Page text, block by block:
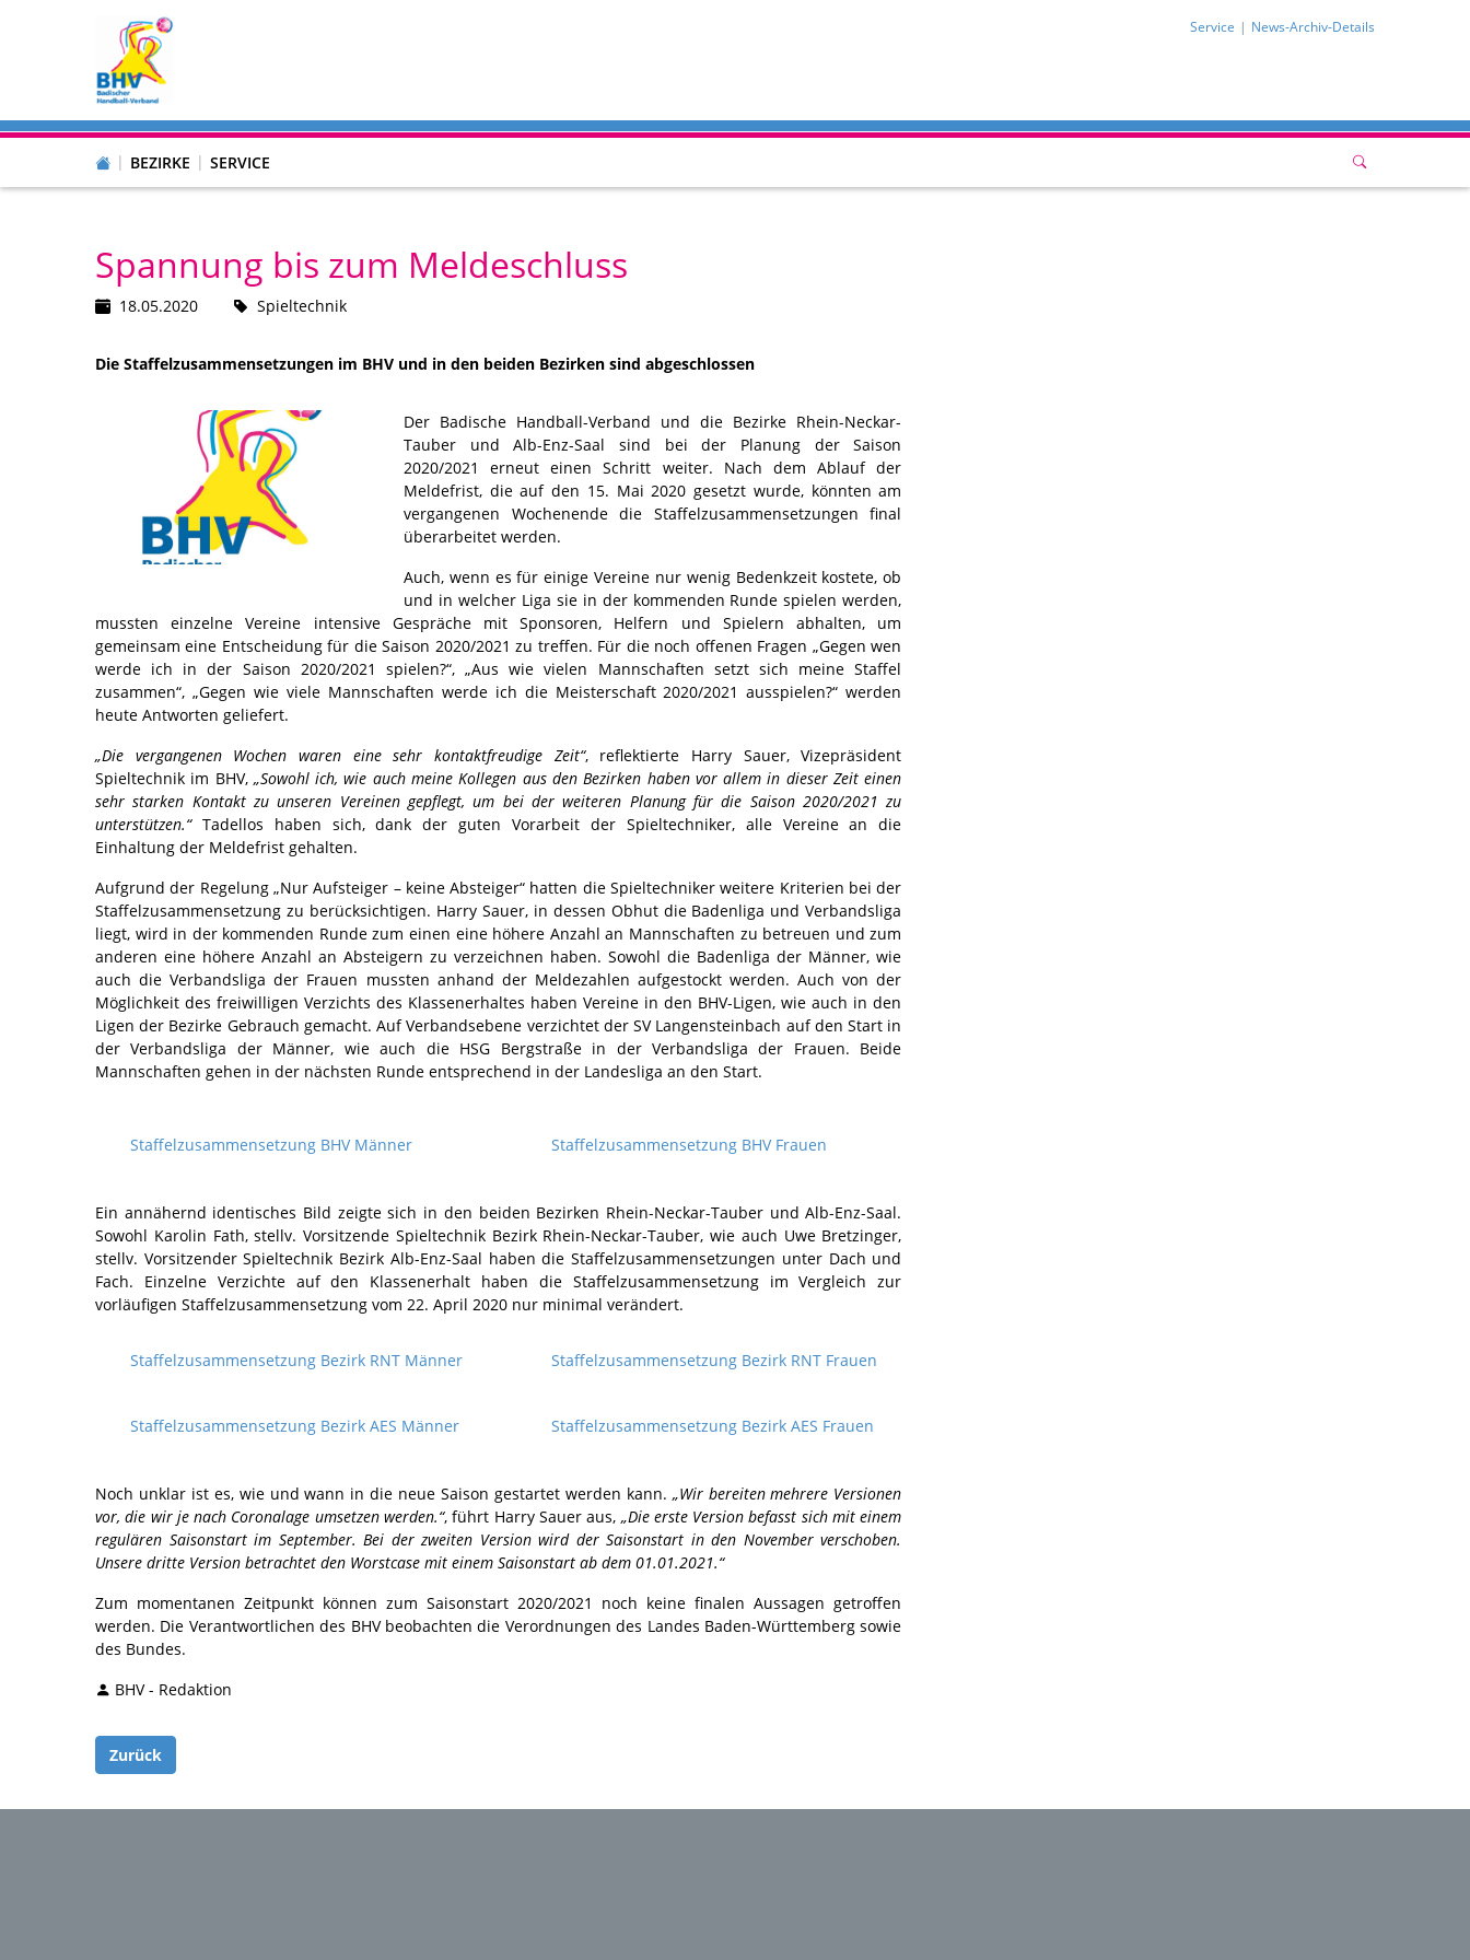
Service News-Archiv-Details
BEZIRKE SERVICE
Spannung bis zum Meldeschluss
18.05.2020 Spieltechnik
Die Staffelzusammensetzungen im BHV und in den beiden Bezirken sind abgeschlossen
Der Badische Handball-Verband und die Bezirke Rhein-Neckar-
Tauber und Alb-Enz-Saal sind bei der Planung der Saison
2020/2021 erneut einen Schritt weiter. Nach dem Ablauf der
Meldefrist, die auf den 15. Mai 2020 gesetzt wurde, könnten am
vergangenen Wochenende die Staffelzusammensetzungen final
überarbeitet werden.
Auch, wenn es für einige Vereine nur wenig Bedenkzeit kostete, ob
und in welcher Liga sie in der kommenden Runde spielen werden,
mussten einzelne Vereine intensive Gespräche mit Sponsoren, Helfern und Spielern abhalten, um
gemeinsam eine Entscheidung für die Saison 2020/2021 zu treffen. Für die noch offenen Fragen „Gegen wen
werde ich in der Saison 2020/2021 spielen?“, „Aus wie vielen Mannschaften setzt sich meine Staffel
zusammen“, „Gegen wie viele Mannschaften werde ich die Meisterschaft 2020/2021 ausspielen?“ werden
heute Antworten geliefert.
„Die vergangenen Wochen waren eine sehr kontaktfreudige Zeit“, reflektierte Harry Sauer, Vizepräsident
Spieltechnik im BHV, „Sowohl ich, wie auch meine Kollegen aus den Bezirken haben vor allem in dieser Zeit einen
sehr starken Kontakt zu unseren Vereinen gepflegt, um bei der weiteren Planung für die Saison 2020/2021 zu
unterstützen.“Tadellos haben sich, dank der guten Vorarbeit der Spieltechniker, alle Vereine an die
Einhaltung der Meldefrist gehalten.
Aufgrund der Regelung „Nur Aufsteiger – keine Absteiger“ hatten die Spieltechniker weitere Kriterien bei der
Staffelzusammensetzung zu berücksichtigen. Harry Sauer, in dessen Obhut die Badenliga und Verbandsliga
liegt, wird in der kommenden Runde zum einen eine höhere Anzahl an Mannschaften zu betreuen und zum
anderen eine höhere Anzahl an Absteigern zu verzeichnen haben. Sowohl die Badenliga der Männer, wie
auch die Verbandsliga der Frauen mussten anhand der Meldezahlen aufgestockt werden. Auch von der
Möglichkeit des freiwilligen Verzichts des Klassenerhaltes haben Vereine in den BHV-Ligen, wie auch in den
Ligen der Bezirke Gebrauch gemacht. Auf Verbandsebene verzichtet der SV Langensteinbach auf den Start in
der Verbandsliga der Männer, wie auch die HSG Bergstraße in der Verbandsliga der Frauen. Beide
Mannschaften gehen in der nächsten Runde entsprechend in der Landesliga an den Start.
Staffelzusammensetzung BHV Männer Staffelzusammensetzung BHV Frauen
Ein annähernd identisches Bild zeigte sich in den beiden Bezirken Rhein-Neckar-Tauber und Alb-Enz-Saal.
Sowohl Karolin Fath, stellv. Vorsitzende Spieltechnik Bezirk Rhein-Neckar-Tauber, wie auch Uwe Bretzinger,
stellv. Vorsitzender Spieltechnik Bezirk Alb-Enz-Saal haben die Staffelzusammensetzungen unter Dach und
Fach. Einzelne Verzichte auf den Klassenerhalt haben die Staffelzusammensetzung im Vergleich zur
vorläufigen Staffelzusammensetzung vom 22. April 2020 nur minimal verändert.
Staffelzusammensetzung Bezirk RNT Männer Staffelzusammensetzung Bezirk RNT Frauen
Staffelzusammensetzung Bezirk AES Männer Staffelzusammensetzung Bezirk AES Frauen
Noch unklar ist es, wie und wann in die neue Saison gestartet werden kann. „Wir bereiten mehrere Versionen
vor, die wir je nach Coronalage umsetzen werden.“, führt Harry Sauer aus, „Die erste Version befasst sich mit einem
regulären Saisonstart im September. Bei der zweiten Version wird der Saisonstart in den November verschoben.
Unsere dritte Version betrachtet den Worstcase mit einem Saisonstart ab dem 01.01.2021.“
Zum momentanen Zeitpunkt können zum Saisonstart 2020/2021 noch keine finalen Aussagen getroffen
werden. Die Verantwortlichen des BHV beobachten die Verordnungen des Landes Baden-Württemberg sowie
des Bundes.
BHV - Redaktion
Zurück